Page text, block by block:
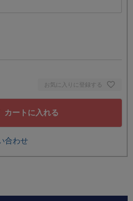
お気に入りに登録する
カートに入れる
合わせ